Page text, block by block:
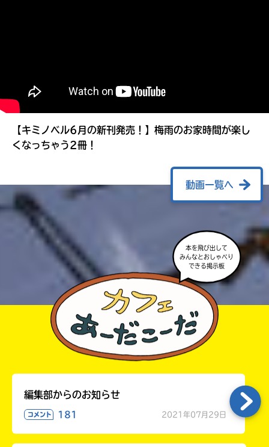
【キミノベル6月の新刊発売！】梅雨のお家時間が楽し
くなっちゃう2冊！
動画一覧へ
本を飛び出して
みんなとおしゃべり
できる掲示板
編集部からのお知らせ
コメント 181 2021年07月29日